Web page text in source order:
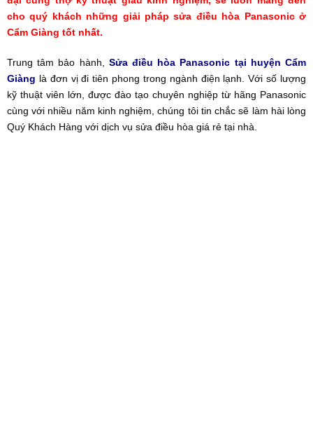
cho quý khách những giải pháp sửa điều hòa Panasonic ở
Cẩm Giàng tốt nhất.
Trung tâm bảo hành, Sửa điều hòa Panasonic tại huyện Cẩm
Giàng là đơn vị đi tiên phong trong ngành điện lạnh. Với số lượng
kỹ thuật viên lớn, được đào tạo chuyên nghiệp từ hãng Panasonic
cùng với nhiều năm kinh nghiệm, chúng tôi tin chắc sẽ làm hài lòng
Quý Khách Hàng với dịch vụ sửa điều hòa giá rẻ tại nhà.